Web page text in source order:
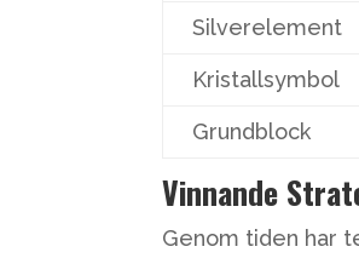
Silverelement
Kristallsymbol
Grundblock
Vinnande
Genom tiden har